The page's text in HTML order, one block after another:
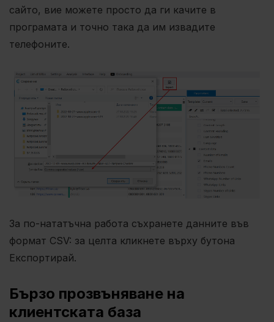
сайто, вие можете просто да ги качите в
програмата и точно така да им извадите
телефоните.
За по-нататъчна работа съхранете данните във
формат CSV: за целта кликнете върху бутона
Експортирай.
Бързо прозвъняване на
клиентската база